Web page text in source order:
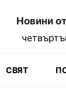
Новини
СВЯТ